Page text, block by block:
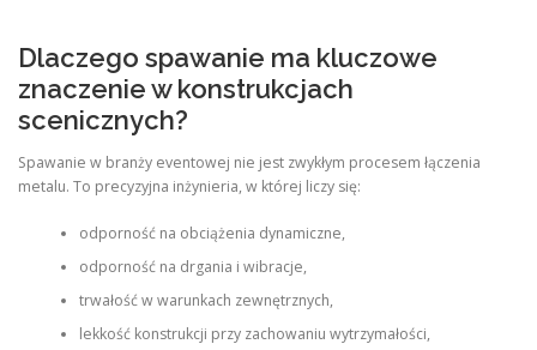
Dlaczego spawanie ma kluczowe
znaczenie w konstrukcjach
scenicznych?
Spawanie w branży eventowej nie jest zwykłym procesem łączenia
metalu. To precyzyjna inżynieria, w której liczy się:
odporność na obciążenia dynamiczne,
odporność na drgania i wibracje,
trwałość w warunkach zewnętrznych,
lekkość konstrukcji przy zachowaniu wytrzymałości,